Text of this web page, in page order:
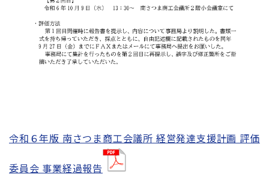
令和６年版 南さつま商工会議所 経営発達支援計画 評価
委員会 事業経過報告